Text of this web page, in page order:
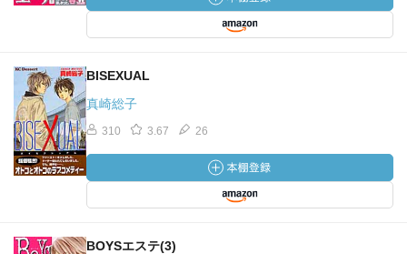
BISEXUAL
真崎総子
310 3.67 26
BOYSエステ(3)